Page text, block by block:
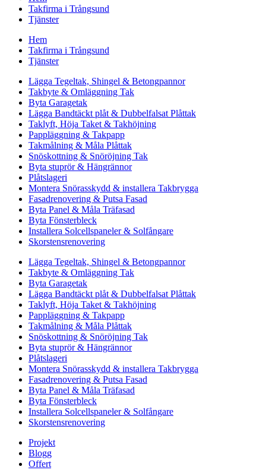
Takfirma i Trångsund
Tjänster
Hem
Takfirma i Trångsund
Tjänster
Lägga Tegeltak, Shingel & Betongpannor
Takbyte & Omläggning Tak
Byta Garagetak
Lägga Bandtäckt plåt & Dubbelfalsat Plåttak
Taklyft, Höja Taket & Takhöjning
Pappläggning & Takpapp
Takmålning & Måla Plåttak
Snöskottning & Snöröjning Tak
Byta stuprör & Hängrännor
Plåtslageri
Montera Snörasskydd & installera Takbrygga
Fasadrenovering & Putsa Fasad
Byta Panel & Måla Träfasad
Byta Fönsterbleck
Installera Solcellspaneler & Solfångare
Skorstensrenovering
Lägga Tegeltak, Shingel & Betongpannor
Takbyte & Omläggning Tak
Byta Garagetak
Lägga Bandtäckt plåt & Dubbelfalsat Plåttak
Taklyft, Höja Taket & Takhöjning
Pappläggning & Takpapp
Takmålning & Måla Plåttak
Snöskottning & Snöröjning Tak
Byta stuprör & Hängrännor
Plåtslageri
Montera Snörasskydd & installera Takbrygga
Fasadrenovering & Putsa Fasad
Byta Panel & Måla Träfasad
Byta Fönsterbleck
Installera Solcellspaneler & Solfångare
Skorstensrenovering
Projekt
Blogg
Offert